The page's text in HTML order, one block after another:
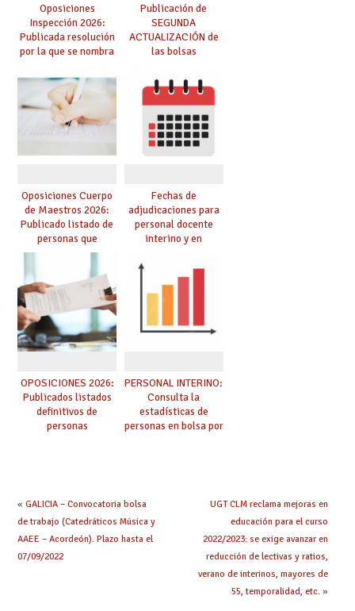
Oposiciones
Inspección 2026:
Publicada resolución
por la que se nombra
prácticas, se regulan
dichas prácticas y se
convoca acto público
de adjudicación
Publicación de
SEGUNDA
ACTUALIZACIÓN de
las bolsas
Cuerpo de Maestros
de especialidades
convocadas a
oposición
Oposiciones Cuerpo
de Maestros 2026:
Publicado listado de
personas que
adquieren nueva
especialidad
Fechas de
adjudicaciones para
personal docente
interino y en
debes saber
OPOSICIONES 2026:
Publicados listados
definitivos de
personas
PERSONAL INTERINO:
Consulta la
estadísticas de
personas en bolsa por
« GALICIA – Convocatoria bolsa
de trabajo (Catedráticos Música y
AAEE – Acordeón). Plazo hasta el
07/09/2022
UGT CLM reclama mejoras en
educación para el curso
2022/2023: se exige avanzar en
reducción de lectivas y ratios,
verano de interinos, mayores de
55, temporalidad, etc.»